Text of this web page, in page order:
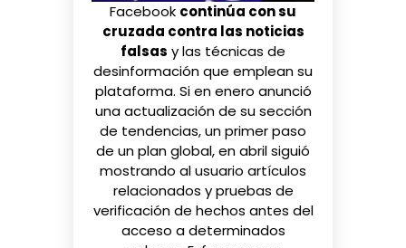
Facebook continúa con su
cruzada contra las noticias
falsas y las técnicas de
desinformación que emplean su
plataforma. Si en enero anunció
una actualizaciónde su sección
de tendencias, un primer paso
de unplan global, en abril siguió
mostrando al usuario artículos
relacionados y pruebas de
verificaciónde hechos antes del
acceso a determinados